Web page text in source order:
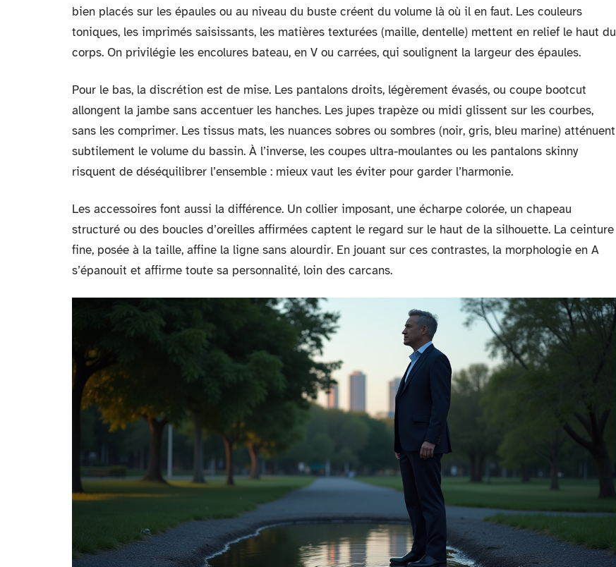
bien placés sur les épaules ou au niveau du buste créent du volume là où il en faut. Les couleurs
toniques, les imprimés saisissants, les matières texturées (maille, dentelle) mettent en relief le haut du
corps. On privilégie les encolures bateau, en V ou carrées, qui soulignent la largeur des épaules.
Pour le bas, la discrétion est de mise. Les pantalons droits, légèrement évasés, ou coupe bootcut
allongent la jambe sans accentuer les hanches. Les jupes trapèze ou midi glissent sur les courbes,
sans les comprimer. Les tissus mats, les nuances sobres ou sombres (noir, gris, bleu marine) atténuent
subtilement le volume du bassin. À l’inverse, les coupes ultra-moulantes ou les pantalons skinny
risquent de déséquilibrer l’ensemble : mieux vaut les éviter pour garder l’harmonie.
Les accessoires font aussi la différence. Un collier imposant, une écharpe colorée, un chapeau
structuré ou des boucles d’oreilles affirmées captent le regard sur le haut de la silhouette. La ceinture
fine, posée à la taille, affine la ligne sans alourdir. En jouant sur ces contrastes, la morphologie en A
s’épanouit et affirme toute sa personnalité, loin des carcans.